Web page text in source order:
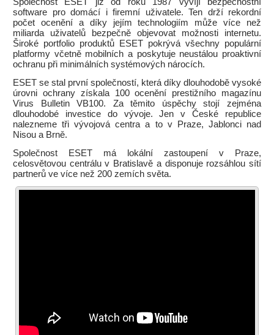
software pro domácí i firemní uživatele. Ten drží rekordní
počet ocenění a díky jejím technologiím může více než
miliarda uživatelů bezpečně objevovat možnosti internetu.
Široké portfolio produktů ESET pokrývá všechny populární
platformy včetně mobilních a poskytuje neustálou proaktivní
ochranu při minimálních systémových nárocích.
ESET se stal první společností, která díky dlouhodobě vysoké
úrovni ochrany získala 100 ocenění prestižního magazínu
Virus Bulletin VB100. Za těmito úspěchy stojí zejména
dlouhodobé investice do vývoje. Jen v České republice
nalezneme tři vývojová centra a to v Praze, Jablonci nad
Nisou a Brně.
Společnost ESET má lokální zastoupení v Praze,
celosvětovou centrálu v Bratislavě a disponuje rozsáhlou sítí
partnerů ve více než 200 zemích světa.